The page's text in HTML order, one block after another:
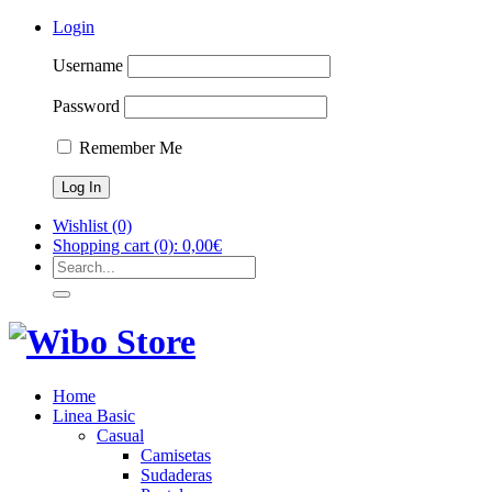
Login
Username
Password
Remember Me
Wishlist (0)
Shopping cart (0): 0,00€
Home
Linea Basic
Casual
Camisetas
Sudaderas